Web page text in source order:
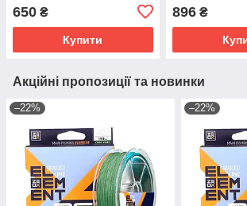
650 ₴
Купити
896₴
Акційні пропозиції та новинки
–22% –22%